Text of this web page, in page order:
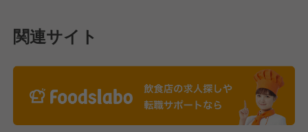
関連サイト